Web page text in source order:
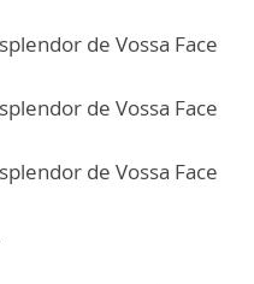
de Vossa Face
de Vossa Face
de Vossa Face